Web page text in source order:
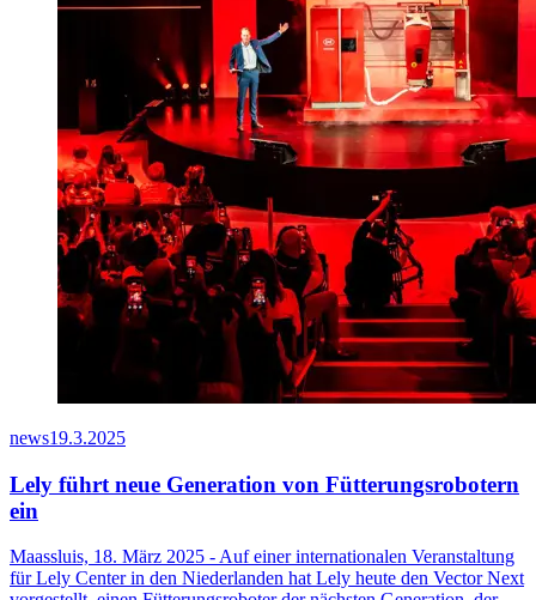
news19.3.2025
Lely führt neue Generation von Fütterungsrobotern
ein
Maassluis, 18. März 2025 - Auf einer internationalen Veranstaltung
für Lely Center in den Niederlanden hat Lely heute den Vector Next